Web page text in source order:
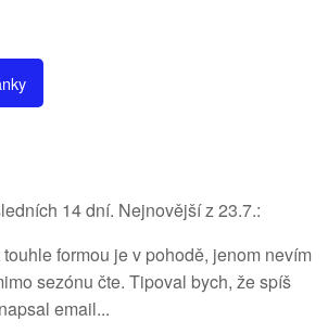
14 dní. Nejnovější z 23.7.:
formou je v pohodě, jenom nevím
sezónu čte. Tipoval bych, že spíš
email...